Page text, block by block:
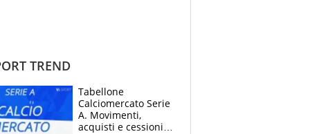
TREND
Tabellone
Calciomercato Serie
A. Movimenti,
acquisti e cessioni: